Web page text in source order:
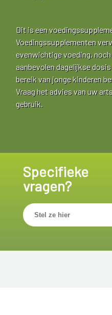
Dit is een
Voedingssupplementen
evenwichtige voeding,
aanbevolen dagelijkse
bereik van jonge kinderen
Vraag het advies van uw
gebruik.
Specifieke
vragen?